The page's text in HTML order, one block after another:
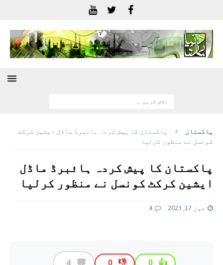
پاکستان
پاکستان کا پیش کردہ ہائبرڈ ماڈل ایشین کرکٹ
کونسل نے منظور کرلیا
پاکستان کا پیش کردہ ہائبرڈ ماڈل
ایشین کرکٹ کونسل نے منظور کرلیا
جون 17, 2023 4
👍
0
👎
0
💬
4